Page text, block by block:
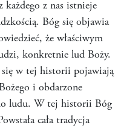
z nas istnieje
Bóg się objawia
że właściwym
konkretnie lud Boży.
w tej historii pojawiają
i obdarzone
ludu. W tej historii Bóg
cała tradycja